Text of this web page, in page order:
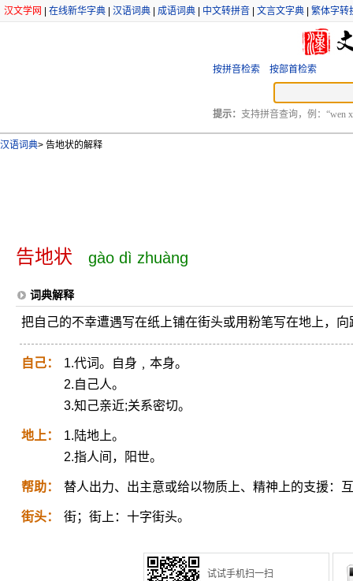
汉文学网 在线新华字典 汉语词典 成语词典 中文转拼音 文言文字典 繁体字转
按拼音检索 按部首检索
提示： 支持拼音查询，例：“wen
汉语词典> 告地状的解释
告地状 gào dì zhuàng
词典解释
把自己的不幸遭遇写在纸上铺在街头或用粉笔写在地上，
自己：
1.代词。自身﹐本身。
2.自己人。
3.知己亲近;关系密切。
地上：
1.陆地上。
2.指人间，阳世。
帮助： 替人出力、出主意或给以物质上、精神上的支援：
街头： 街；街上：十字街头。
试试手机扫一扫